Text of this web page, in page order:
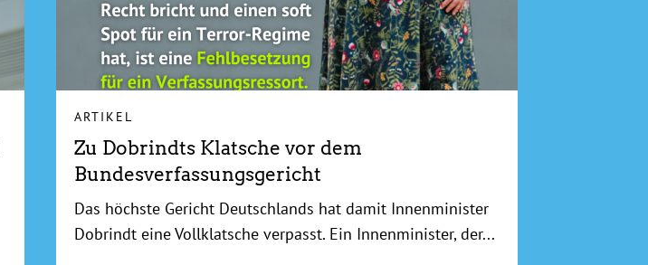
ARTIKEL
Zu Dobrindts Klatsche vor dem
Bundesverfassungsgericht
Das höchste Gericht Deutschlands hat damit Innenminister
Dobrindt eine Vollklatsche verpasst. Ein Innenminister, der...